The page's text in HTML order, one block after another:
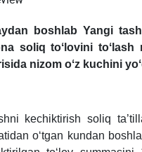
boshlab Yangi
soliq toʻlovini
nizom oʻz kuchini
kechiktirish soliq
oʻtgan kundan